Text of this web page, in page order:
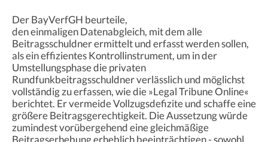
Der BayVerfGH beurteile,
den einmaligen Datenabgleich, mit dem alle
Beitragsschuldner ermittelt und erfasst werden sollen,
als ein effizientes Kontrollinstrument, um in der
Umstellungsphase die privaten
Rundfunkbeitragsschuldner verlässlich und möglichst
vollständig zu erfassen, wie die »Legal Tribune Online«
berichtet. Er vermeide Vollzugsdefizite und schaffe eine
größere Beitragsgerechtigkeit. Die Aussetzung würde
zumindest vorübergehend eine gleichmäßige
Beitragserhebung erheblich beeinträchtigen - sowohl